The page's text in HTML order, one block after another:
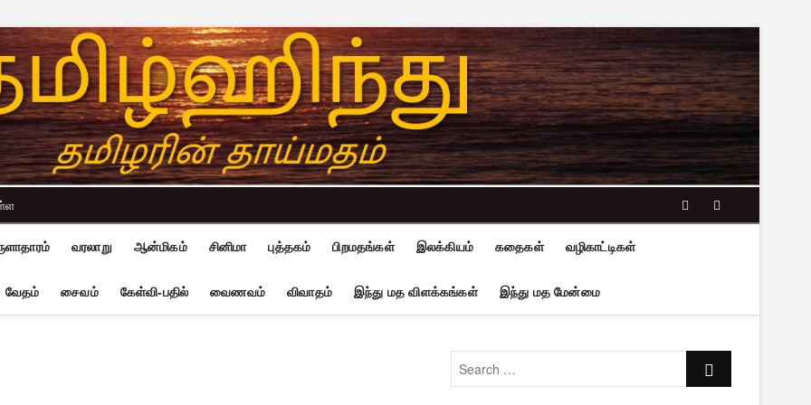
facebooktwitter
வரலாறு ஆன்மிகம் சினிமா புத்தகம் பிறமதங்கள் இலக்கியம் கதைகள் வழிகாட்டிகள்
வேதம் சைவம் கேள்வி-பதில் வைணவம் விவாதம் இந்து மத விளக்கங்கள் இந்து மத மேன்மை